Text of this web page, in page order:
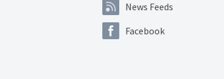
News Feeds
Facebook